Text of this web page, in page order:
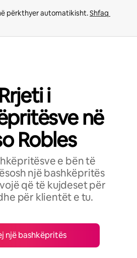
përkthyer automatikisht. Shfaq
Rrjeti i
në
Robles
e bën të
një bashkëpritës
që të kujdeset për
për klientët e tu.
një bashkëpritës